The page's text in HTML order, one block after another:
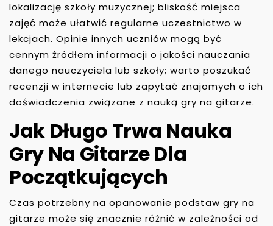
lokalizację szkoły muzycznej; bliskość miejsca
zajęć może ułatwić regularne uczestnictwo w
lekcjach. Opinie innych uczniów mogą być
cennym źródłem informacji o jakości nauczania
danego nauczyciela lub szkoły; warto poszukać
recenzji w internecie lub zapytać znajomych o ich
doświadczenia związane z nauką gry na gitarze.
Jak Długo Trwa Nauka
Gry Na Gitarze Dla
Początkujących
Czas potrzebny na opanowanie podstaw gry na
gitarze może się znacznie różnić w zależności od